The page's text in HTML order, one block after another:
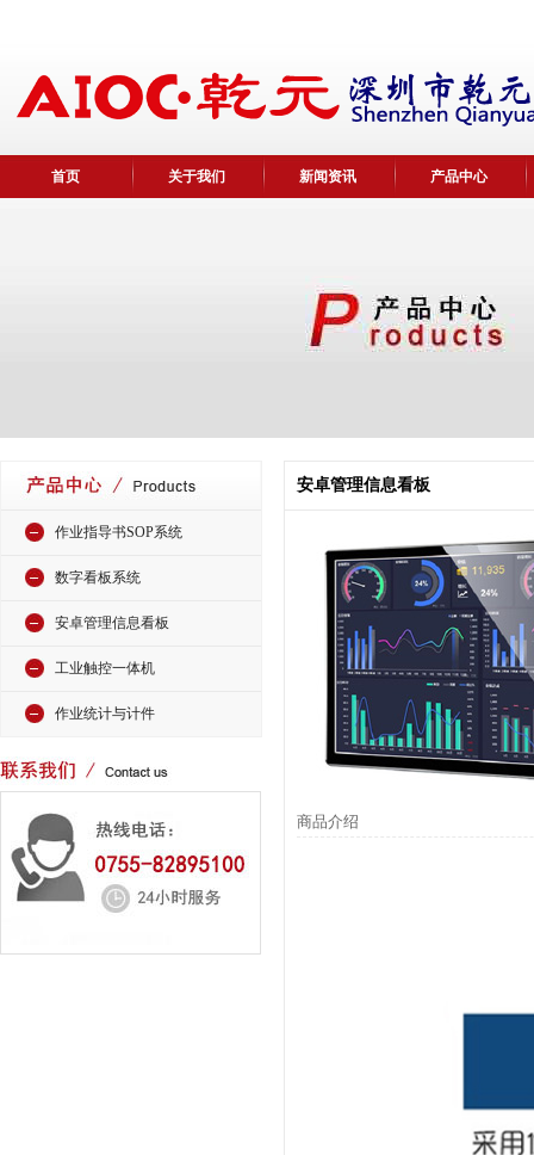
首页 关于我们 新闻资讯 产品中心
作业指导书SOP系统
数字看板系统
安卓管理信息看板
工业触控一体机
作业统计与计件
安卓管理信息看板
商品介绍